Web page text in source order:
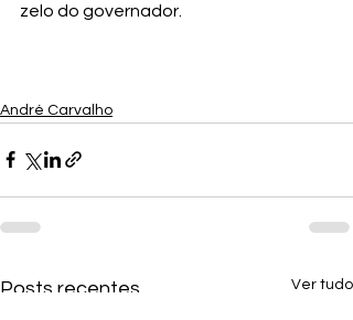
zelo do governador.
André Carvalho
Posts recentes Ver tudo